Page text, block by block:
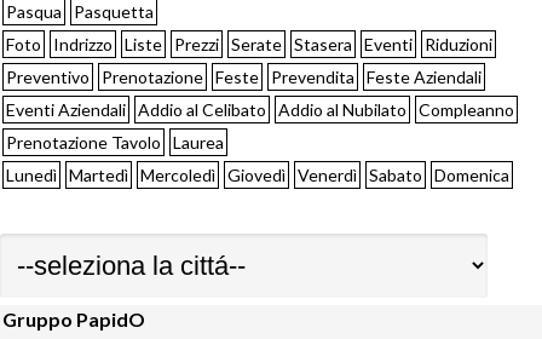
Pasqua
Pasquetta
Foto
Indrizzo Liste Prezzi Serate Stasera Eventi
Riduzioni
Preventivo
Prenotazione Feste Prevendita
Feste Aziendali
Eventi Aziendali Addio al Celibato Addio al Nubilato
Compleanno
Prenotazione Tavolo
Laurea
Lunedì Martedì Mercoledì Giovedì Venerdì Sabato Domenica
Gruppo PapidO